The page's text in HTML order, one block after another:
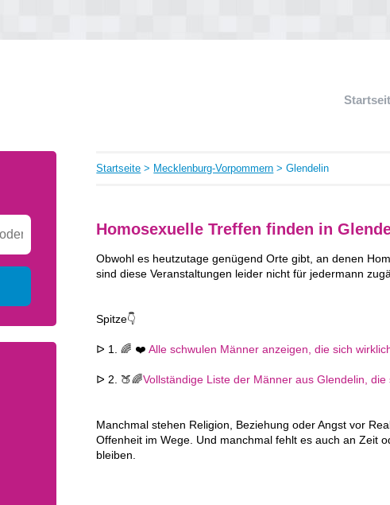
Startseite > Mecklenburg-Vorpommern > Glendelin
Homosexuelle Treffen finden in
Obwohl es heutzutage genügend Orte gibt, an denen
sind diese Veranstaltungen leider nicht für jedermann
Spitze👇
ᐅ 1. 🌈 ❤️Alle schwulen Männer anzeigen, die sich
ᐅ 2. 🍑🌈Vollständige Liste der Männer aus Glendelin, die
Manchmal stehen Religion, Beziehung oder Angst vor
Offenheit im Wege. Und manchmal fehlt es auch an Zeit
bleiben.